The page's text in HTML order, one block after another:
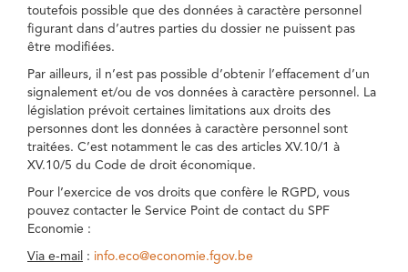
toutefois possible que des données à caractère personnel
figurant dans d’autres parties du dossier ne puissent pas
être modifiées.
Par ailleurs, il n’est pas possible d’obtenir l’effacement d’un
signalement et/ou de vos données à caractère personnel. La
législation prévoit certaines limitations aux droits des
personnes dont les données à caractère personnel sont
traitées. C’est notamment le cas des articles XV.10/1 à
XV.10/5 du Code de droit économique.
Pour l’exercice de vos droits que confère le RGPD, vous
pouvez contacter le Service Point de contact du SPF
Economie :
Via e-mail : info.eco@economie.fgov.be